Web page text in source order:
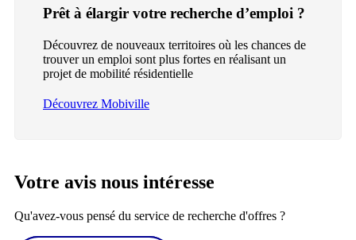
Prêt à élargir votre recherche d’emploi ?
Découvrez de nouveaux territoires où les chances de
trouver un emploi sont plus fortes en réalisant un
projet de mobilité résidentielle
Découvrez Mobiville
Votre avis nous intéresse
Qu'avez-vous pensé du service de recherche d'offres ?